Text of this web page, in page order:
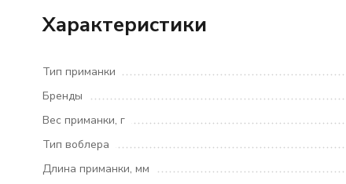
Характеристики
Тип приманки
Бренды
Вес приманки, г
Тип воблера
Длина приманки, мм